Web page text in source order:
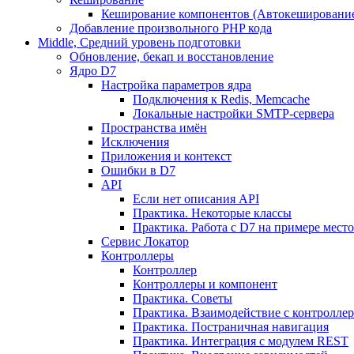
Кеширование компонентов
Добавление произвольного PHP кода
Middle, Средний уровень подготовки
Обновление, бекап и восстановление
Ядро D7
Настройка параметров ядра
Подключения к Redis, Memcache
Локальные настройки SMTP-сервера
Пространства имён
Исключения
Приложения и контекст
Ошибки в D7
API
Если нет описания API
Практика. Некоторые классы
Практика. Работа с D7 на примере
Сервис Локатор
Контроллеры
Контроллер
Контроллеры и компонент
Практика. Советы
Практика. Взаимодействие с
Практика. Постраничная навигация
Практика. Интеграция с модулем REST